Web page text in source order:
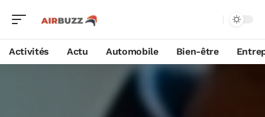
Activités Actu Automobile Bien-être